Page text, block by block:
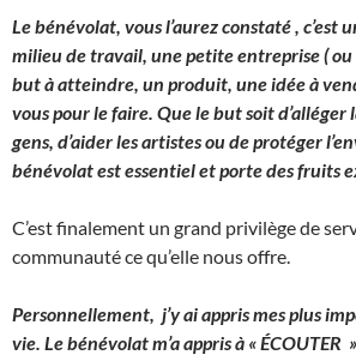
Le bénévolat, vous l’aurez constaté , c’est
milieu de travail, une petite entreprise ( ou
but à atteindre, un produit, une idée à
vous pour le faire. Que le but soit d’alléger
gens, d’aider les artistes ou de protéger
bénévolat est essentiel et porte des fruits
C’est finalement un grand privilège de
communauté ce qu’elle nous offre.
Personnellement, j’y ai appris mes plus
vie. Le bénévolat m’a appris à « ÉCOUTER